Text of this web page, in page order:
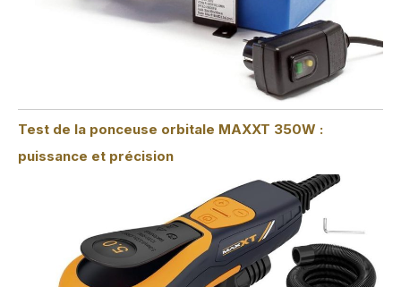
Test de la ponceuse orbitale MAXXT 350W :
puissance et précision